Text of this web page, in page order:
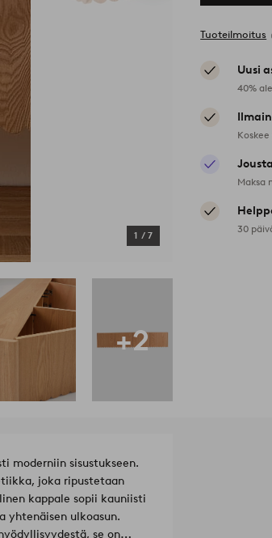
1 / 7
Tuoteilmoitus
Uusi
40%
Maksa
30
+2
moderniin sisustukseen.
joka ripustetaan
kappale sopii kauniisti
yhtenäisen ulkoasun.
se on